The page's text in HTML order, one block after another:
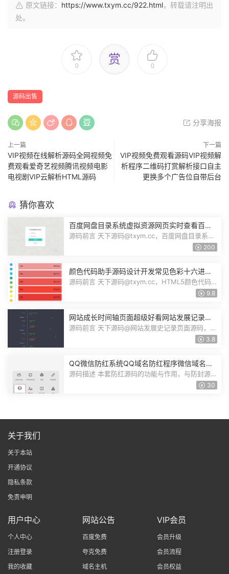
原文链接： https://www.txym.cc/922.html，转载请注明出
处。
0 赏 0
源码出售
分享海报
上一篇
VIP视频在线解析源码全网视频免
费观看爱奇艺视频腾讯视频电影
电视剧VIP云解析HTML源码
下一篇
VIP视频免费观看源码VIP视频解
析程序二维码打赏解析接口自主
更换多个广告位自带后台
猜你喜欢
百度网盘目录系统虚拟资源网页实时查看百度
网盘资源展示源码多用户多网盘运营版
源码前言 天下源码@txym.cc，百度网盘目录系
统，自带详细的安装说明，大小3.89M，...
200
颜色代码助手源码设计开发常见色彩十六进制
代码RGB颜色值HEX格式HTML5源码
源码前言 天下源码@txym.cc，HTML5颜色代码
选取器源码，大小29.6K，1个压缩文件，...
9.8
网站成长时间轴页面超级好看网站发展记录页
心情动态发布页HTML源码
源码前言 天下源码@网站发展史记录页面源码，大
3.8
QQ微信防红系统QQ域名防红程序微信域名防
红源码隐性链接在浏览器打开
源码描述 本套防红源码的功能与作用，与防封源码
30
关于我们
关于本站
开通协议
隐私条款
免责申明
用户中心
个人中心
注册登录
我的收藏
网站公告
百度免费
夸克免费
域名主机
VIP会员
会员升级
会员流程
会员权益